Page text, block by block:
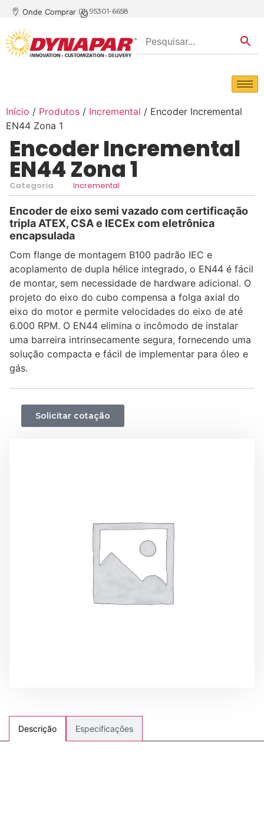
Onde Comprar (11) 95301-6658
Início / Produtos / Incremental / Encoder Incremental
EN44 Zona 1
Encoder Incremental
EN44 Zona 1
Categoria Incremental
Encoder de eixo semi vazado com certificação
tripla ATEX, CSA e IECEx com eletrônica
encapsulada
Com flange de montagem B100 padrão IEC e
acoplamento de dupla hélice integrado, o EN44 é fácil
de montar, sem necessidade de hardware adicional. O
projeto do eixo do cubo compensa a folga axial do
eixo do motor e permite velocidades do eixo de até
6.000 RPM. O EN44 elimina o incômodo de instalar
uma barreira intrinsecamente segura, fornecendo uma
solução compacta e fácil de implementar para óleo e
gás.
Solicitar cotação
Descrição Especificações